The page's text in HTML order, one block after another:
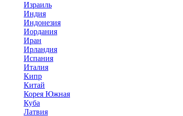
Израиль
Индия
Индонезия
Иордания
Иран
Ирландия
Испания
Италия
Кипр
Китай
Корея Южная
Куба
Латвия